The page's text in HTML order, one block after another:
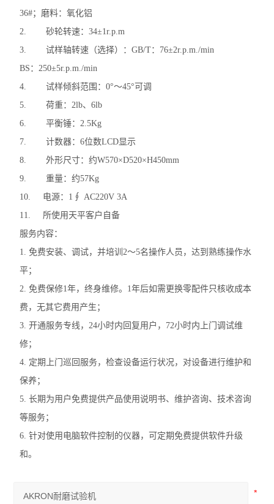
36#；磨料：氧化铝
2. 砂轮转速：34±1r.p.m
3. 试样轴转速（选择）：GB/T：76±2r.p.m./min
BS：250±5r.p.m./min
4. 试样倾斜范围：0°～45°可调
5. 荷重：2lb、6lb
6. 平衡锤：2.5Kg
7. 计数器：6位数LCD显示
8. 外形尺寸：约W570×D520×H450mm
9. 重量：约57Kg
10. 电源：1∮ AC220V 3A
11. 所使用天平客户自备
服务内容：
1. 免费安装、调试，并培训2～5名操作人员，达到熟练操作水
平；
2. 免费保修1年，终身维修。1年后如需更换零配件只核收成本
费，无其它费用产生；
3. 开通服务专线，24小时内回复用户，72小时内上门调试维
修；
4. 定期上门巡回服务，检查设备运行状况，对设备进行维护和
保养；
5. 长期为用户免费提供产品使用说明书、维护咨询、技术咨询
等服务；
6. 针对使用电脑软件控制的仪器，可定期免费提供软件升级
和。